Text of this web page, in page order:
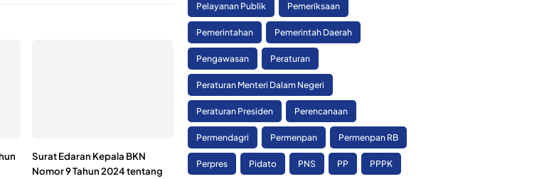
Surat Edaran Kepala BKN
Nomor 9 Tahun 2024 tentang
Pelayanan Publik Pemeriksaan
Pemerintahan Pemerintah Daerah
Pengawasan Peraturan
Peraturan Menteri Dalam Negeri
Peraturan Presiden Perencanaan
Permendagri Permenpan Permenpan RB
Perpres Pidato PNS PP PPPK